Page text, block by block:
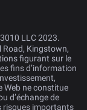
LLC 2023.
Road, Kingstown,
figurant sur le
fins d’information
Web ne constitue
d’échange de
risques importants